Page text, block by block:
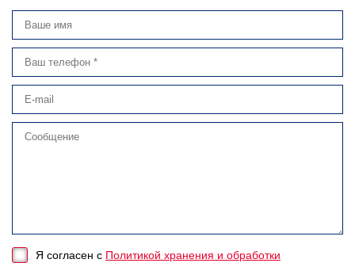
Я согласен с Политикой хранения и обработки